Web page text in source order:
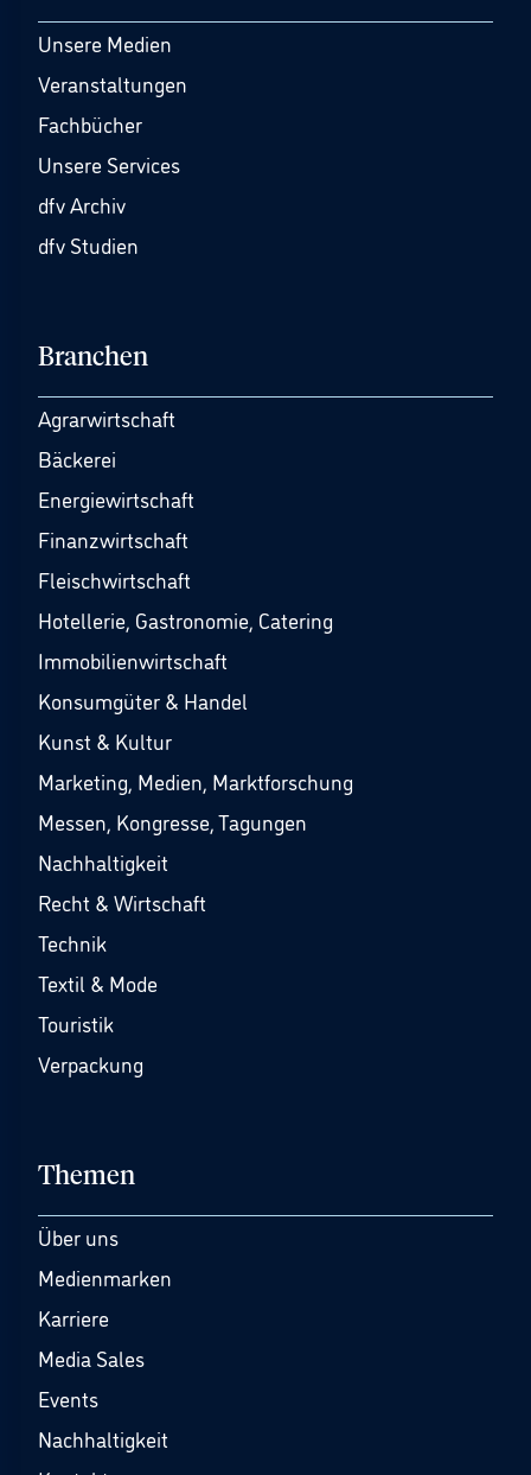
Unsere Medien
Veranstaltungen
Fachbücher
Unsere Services
dfv Archiv
dfv Studien
Branchen
Agrarwirtschaft
Bäckerei
Energiewirtschaft
Finanzwirtschaft
Fleischwirtschaft
Hotellerie, Gastronomie, Catering
Immobilienwirtschaft
Konsumgüter & Handel
Kunst & Kultur
Marketing, Medien, Marktforschung
Messen, Kongresse, Tagungen
Nachhaltigkeit
Recht & Wirtschaft
Technik
Textil & Mode
Touristik
Verpackung
Themen
Über uns
Medienmarken
Karriere
Media Sales
Events
Nachhaltigkeit